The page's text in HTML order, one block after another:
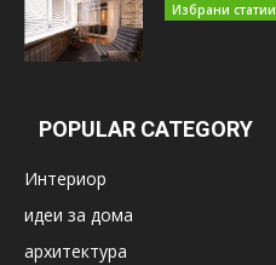
Избрани статии
POPULAR CATEGORY
Интериор
идеи за дома
архитектура